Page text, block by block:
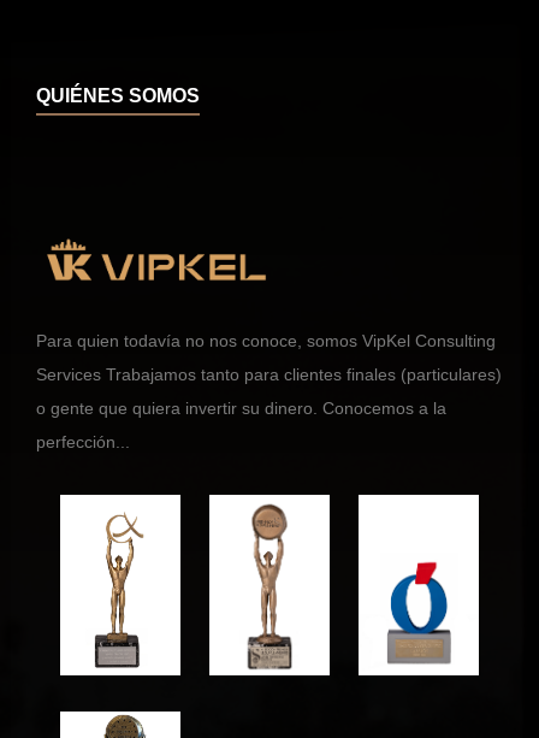
QUIÉNES SOMOS
Para quien todavía no nos conoce, somos VipKel Consulting
Services Trabajamos tanto para clientes finales (particulares)
o gente que quiera invertir su dinero. Conocemos a la
perfección...